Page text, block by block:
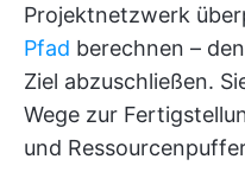
Projektnetzwerk
Pfad berechnen –
Ziel abzuschließen.
Wege zur
und